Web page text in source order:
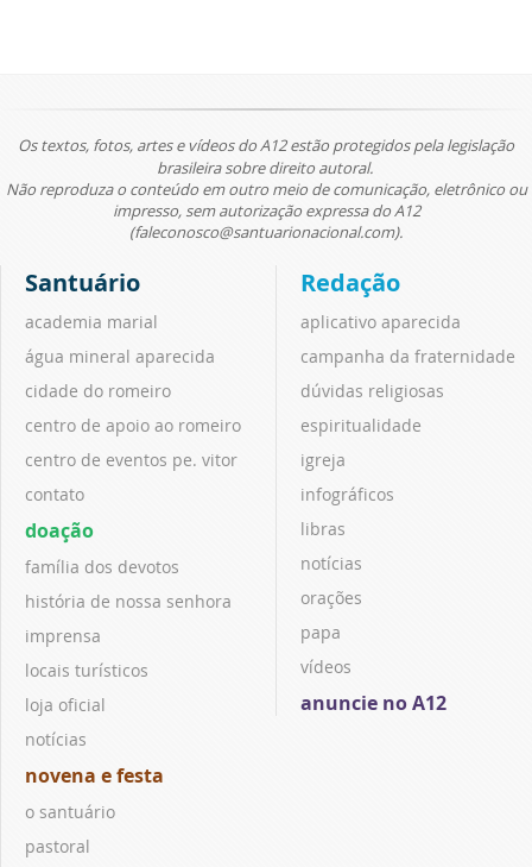
Os textos, fotos, artes e vídeos do A12 estão protegidos pela legislação
brasileira sobre direito autoral.
Não reproduza o conteúdo em outro meio de comunicação, eletrônico ou
impresso, sem autorização expressa do A12
(faleconosco@santuarionacional.com).
Santuário
academia marial
água mineral aparecida
cidade do romeiro
centro de apoio ao romeiro
centro de eventos pe. vitor
contato
doação
família dos devotos
história de nossa senhora
imprensa
locais turísticos
loja oficial
notícias
novena e festa
o santuário
pastoral
Redação
aplicativo aparecida
campanha da fraternidade
dúvidas religiosas
espiritualidade
igreja
infográficos
libras
notícias
orações
papa
vídeos
anuncie no A12